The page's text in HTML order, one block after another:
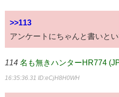
>>113
アンケートにちゃんと書いとい
114 名も無きハンターHR774
16:35:36.31 ID:eCjH8H0WH